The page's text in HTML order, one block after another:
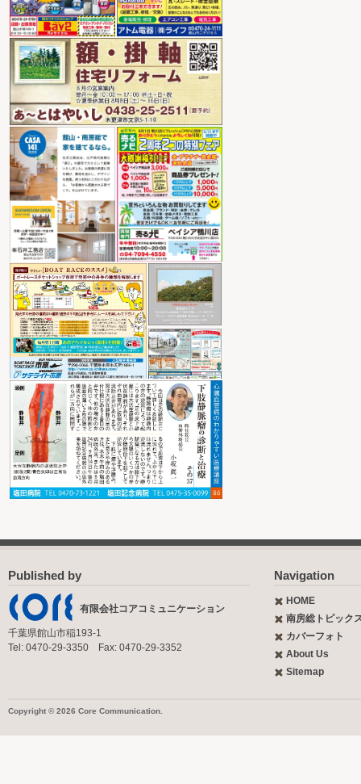
Published by
有限会社コアコミュニケーション
千葉県館山市稲193-1
Tel: 0470-29-3350 Fax: 0470-29-3352
Navigation
HOME
南房総トピック
カバーフォト
About Us
Sitemap
Copyright © 2026 Core Communication.